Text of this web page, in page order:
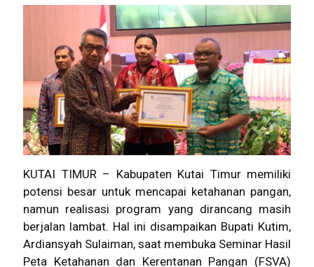
KUTAI TIMUR – Kabupaten Kutai Timur memiliki
potensi besar untuk mencapai ketahanan pangan,
namun realisasi program yang dirancang masih
berjalan lambat. Hal ini disampaikan Bupati Kutim,
Ardiansyah Sulaiman, saat membuka Seminar Hasil
Peta Ketahanan dan Kerentanan Pangan (FSVA)